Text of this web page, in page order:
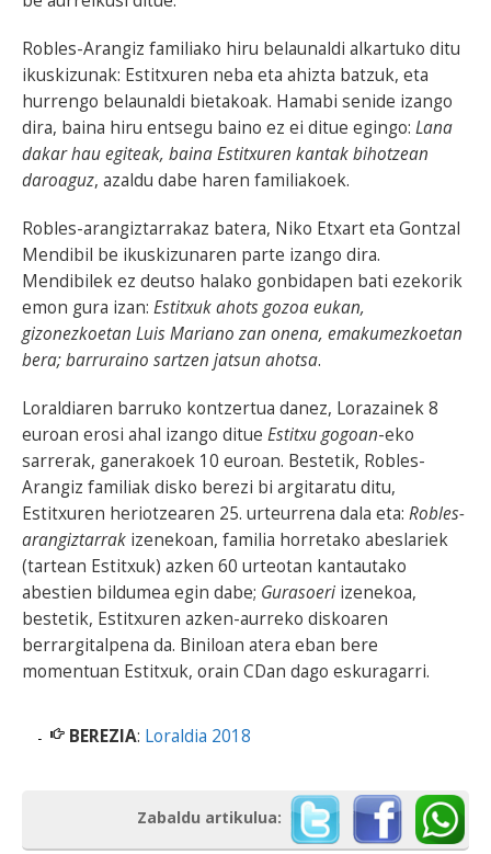
Robles-Arangiz familiako hiru belaunaldi alkartuko ditu
ikuskizunak: Estitxuren neba eta ahizta batzuk, eta
hurrengo belaunaldi bietakoak. Hamabi senide izango
dira, baina hiru entsegu baino ez ei ditue egingo: Lana
dakar hau egiteak, baina Estitxuren kantak bihotzean
daroaguz, azaldu dabe haren familiakoek.
Robles-arangiztarrakaz batera, Niko Etxart eta Gontzal
Mendibil be ikuskizunaren parte izango dira.
Mendibilek ez deutso halako gonbidapen bati ezekorik
emon gura izan: Estitxuk ahots gozoa eukan,
gizonezkoetan Luis Mariano zan onena, emakumezkoetan
bera; barruraino sartzen jatsun ahotsa.
Loraldiaren barruko kontzertua danez, Lorazainek 8
euroan erosi ahal izango ditue Estitxu gogoan-eko
sarrerak, ganerakoek 10 euroan. Bestetik, Robles-
Arangiz familiak disko berezi bi argitaratu ditu,
Estitxuren heriotzearen 25. urteurrena dala eta: Robles-
arangiztarrak izenekoan, familia horretako abeslariek
(tartean Estitxuk) azken 60 urteotan kantautako
abestien bildumea egin dabe; Gurasoeri izenekoa,
bestetik, Estitxuren azken-aurreko diskoaren
berrargitalpena da. Biniloan atera eban bere
momentuan Estitxuk, orain CDan dago eskuragarri.
BEREZIA: Loraldia 2018
Zabaldu artikulua: